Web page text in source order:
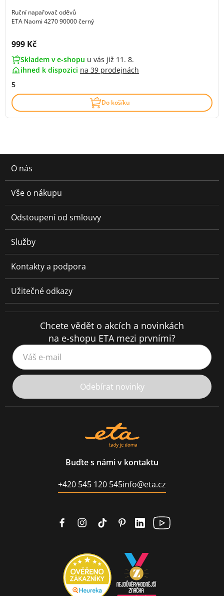
Ruční napařovač oděvů
ETA Naomi 4270 90000 černý
Cena s DPH:
999 Kč
Skladem v e-shopu u vás již 11. 8.
ihned k dispozici na 39 prodejnách
5
Do košíku
O nás
Vše o nákupu
Odstoupení od smlouvy
Služby
Kontakty a podpora
Užitečné odkazy
Chcete vědět o akcích a novinkách
na e-shopu ETA mezi prvními?
Váš e-mail
Odebírat novinky
Buďte s námi v kontaktu
+420 545 120 545info@eta.cz